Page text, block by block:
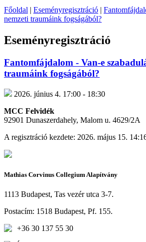
Főoldal | Eseményregisztráció |
nemzeti traumáink fogságából?
Eseményregisztráció
Fantomfájdalom - Van-e
traumáink fogságából?
2026. június 4. 17:00 - 18:30
MCC Felvidék
92901 Dunaszerdahely, Malom u. 4629/2A
A regisztráció kezdete: 2026. május 15.
Mathias Corvinus Collegium Alapítvány
1113 Budapest, Tas vezér utca 3-7.
Postacím: 1518 Budapest, Pf. 155.
+36 30 137 55 30